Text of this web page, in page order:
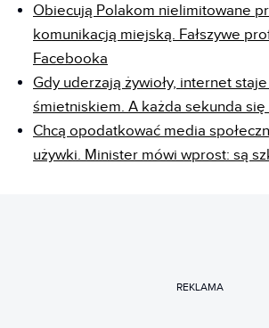
Obiecują Polakom nielimitowane
komunikacją miejską. Fałszywe
Facebooka
Gdy uderzają żywioły, internet
śmietniskiem. A każda sekunda się
Chcą opodatkować media
używki. Minister mówi wprost: są
REKLAMA